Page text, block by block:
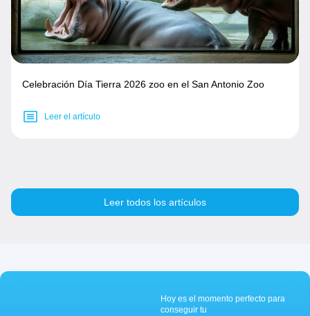
Celebración Día Tierra 2026 zoo en el San Antonio Zoo
Leer el artículo
Leer todos los artículos
Hoy es el momento perfecto para
conseguir tu